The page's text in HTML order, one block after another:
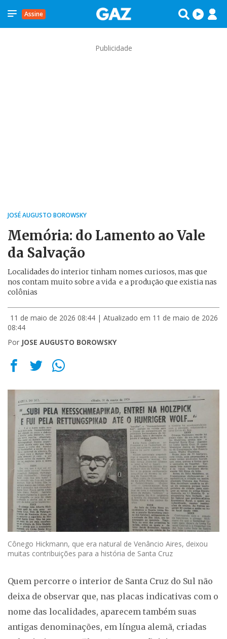
Assine
Publicidade
JOSÉ AUGUSTO BOROWSKY
Memória: do Lamento ao Vale
da Salvação
Localidades do interior tinham nomes curiosos, mas que
nos contam muito sobre a vida e a produção que existia nas
colônias
11 de maio de 2026 08:44 | Atualizado em 11 de maio de 2026
08:44
Por JOSE AUGUSTO BOROWSKY
Cônego Hickmann, que era natural de Venâncio Aires, deixou
muitas contribuições para a história de Santa Cruz
Quem percorre o interior de Santa Cruz do Sul não
deixa de observar que, nas placas indicativas com o
nome das localidades, aparecem também suas
antigas denominações, em língua alemã, criadas